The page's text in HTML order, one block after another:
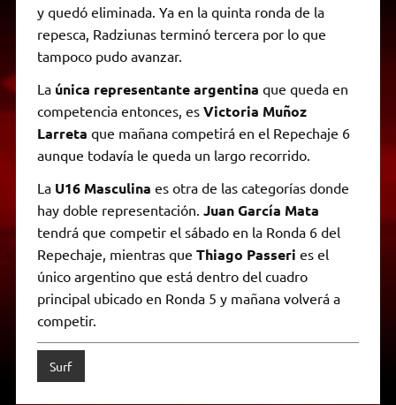
y quedó eliminada. Ya en la quinta ronda de la
repesca, Radziunas terminó tercera por lo que
tampoco pudo avanzar.
La única representante argentina que queda en
competencia entonces, es Victoria Muñoz
Larreta que mañana competirá en el Repechaje 6
aunque todavía le queda un largo recorrido.
La U16 Masculina es otra de las categorías donde
hay doble representación. Juan García Mata
tendrá que competir el sábado en la Ronda 6 del
Repechaje, mientras que Thiago Passeri es el
único argentino que está dentro del cuadro
principal ubicado en Ronda 5 y mañana volverá a
competir.
Surf